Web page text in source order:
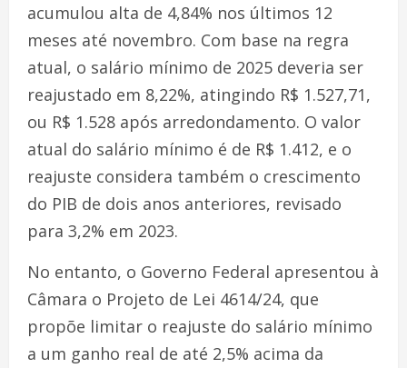
acumulou alta de 4,84% nos últimos 12
meses até novembro. Com base na regra
atual, o salário mínimo de 2025 deveria ser
reajustado em 8,22%, atingindo R$ 1.527,71,
ou R$ 1.528 após arredondamento. O valor
atual do salário mínimo é de R$ 1.412, e o
reajuste considera também o crescimento
do PIB de dois anos anteriores, revisado
para 3,2% em 2023.
No entanto, o Governo Federal apresentou à
Câmara o Projeto de Lei 4614/24, que
propõe limitar o reajuste do salário mínimo
a um ganho real de até 2,5% acima da